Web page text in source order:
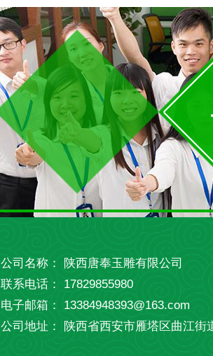
公司名称： 陕西唐奉玉雕有限公司
联系电话： 17829855980
电子邮箱： 13384948393@163.com
公司地址： 陕西省西安市雁塔区曲江街